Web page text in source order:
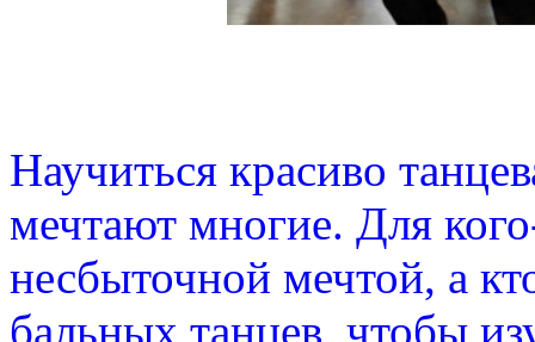
Научиться красиво
мечтают многие. Для
несбыточной мечтой, а
бальных танцев, чтобы